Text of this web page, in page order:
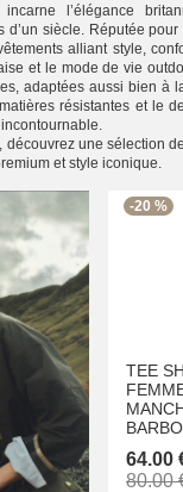
incarne l’élégance
d’un siècle. Réputée
alliant style,
et le mode de vie
adaptées aussi bien à
résistantes et le
découvrez une sélection
et style iconique.
-20 %
TEE
64.00
80.00